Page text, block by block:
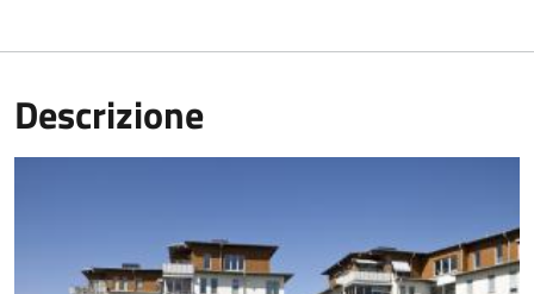
Descrizione